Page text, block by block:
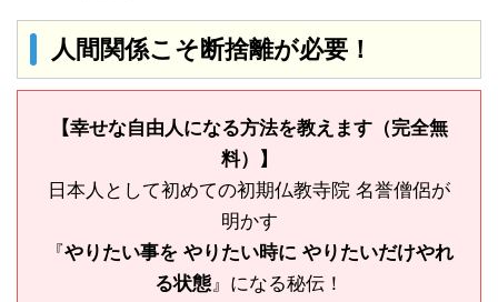
人間関係こそ断捨離が必要！
【幸せな自由人になる方法を教えます（完全無
料）】
日本人として初めての初期仏教寺院 名誉僧侶が
明かす
『やりたい事を やりたい時に やりたいだけやれ
る状態 』になる秘伝！